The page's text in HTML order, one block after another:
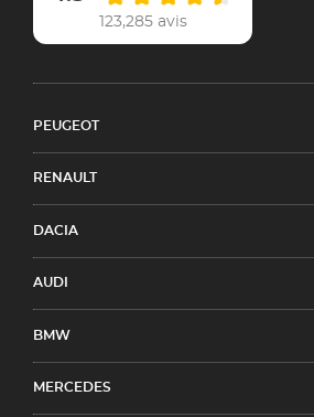
123,285 avis
PEUGEOT
RENAULT
DACIA
AUDI
BMW
MERCEDES